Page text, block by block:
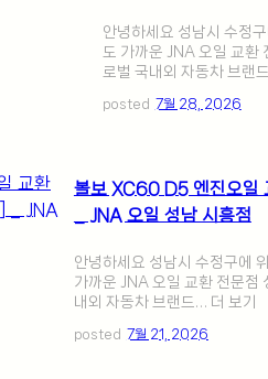
안녕하세요 성남시 수정
도 가까운 JNA 오일 교환
로벌 국내외 자동차 브랜
posted 7월 28, 2026
볼보 XC60 D5 엔진오일
_ JNA 오일 성남 시흥점
안녕하세요 성남시 수정구에
가까운 JNA 오일 교환 전문점
내외 자동차 브랜드… 더 보기
posted 7월 21, 2026